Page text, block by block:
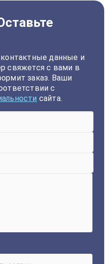
данные и
свяжется с вами в
заказ. Ваши
с
сайта.